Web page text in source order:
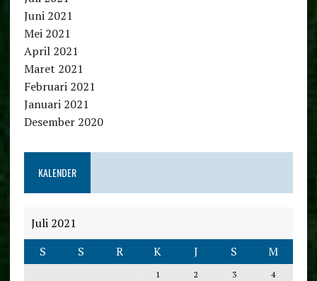
Juni 2021
Mei 2021
April 2021
Maret 2021
Februari 2021
Januari 2021
Desember 2020
KALENDER
Juli 2021
S
S R K J S M
1 2 3 4